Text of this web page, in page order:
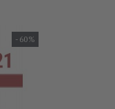
-60%